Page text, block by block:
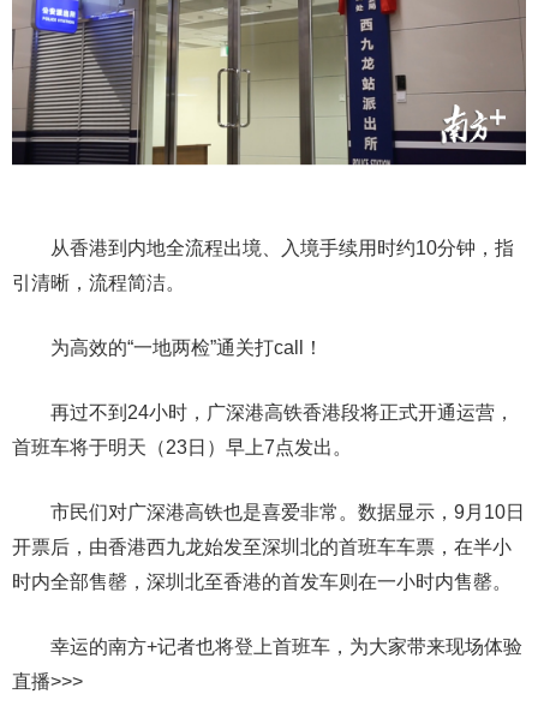
从香港到内地全流程出境、入境手续用时约10分钟，指
引清晰，流程简洁。
为高效的“一地两检”通关打call！
再过不到24小时，广深港高铁香港段将正式开通运营，
首班车将于明天（23日）早上7点发出。
市民们对广深港高铁也是喜爱非常。数据显示，9月10日
开票后，由香港西九龙始发至深圳北的首班车车票，在半小
时内全部售罄，深圳北至香港的首发车则在一小时内售罄。
幸运的南方+记者也将登上首班车，为大家带来现场体验
直播>>>